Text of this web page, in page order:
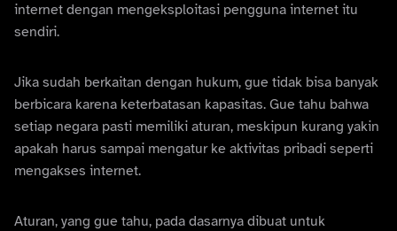
internet dengan mengeksploitasi pengguna internet itu
sendiri.
Jika sudah berkaitan dengan hukum, gue tidak bisa banyak
berbicara karena keterbatasan kapasitas. Gue tahu bahwa
setiap negara pasti memiliki aturan, meskipun kurang yakin
apakah harus sampai mengatur ke aktivitas pribadi seperti
mengakses internet.
Aturan, yang gue tahu, pada dasarnya dibuat untuk